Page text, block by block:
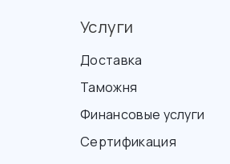
Услуги
Доставка
Таможня
Финансовые услуги
Сертификация